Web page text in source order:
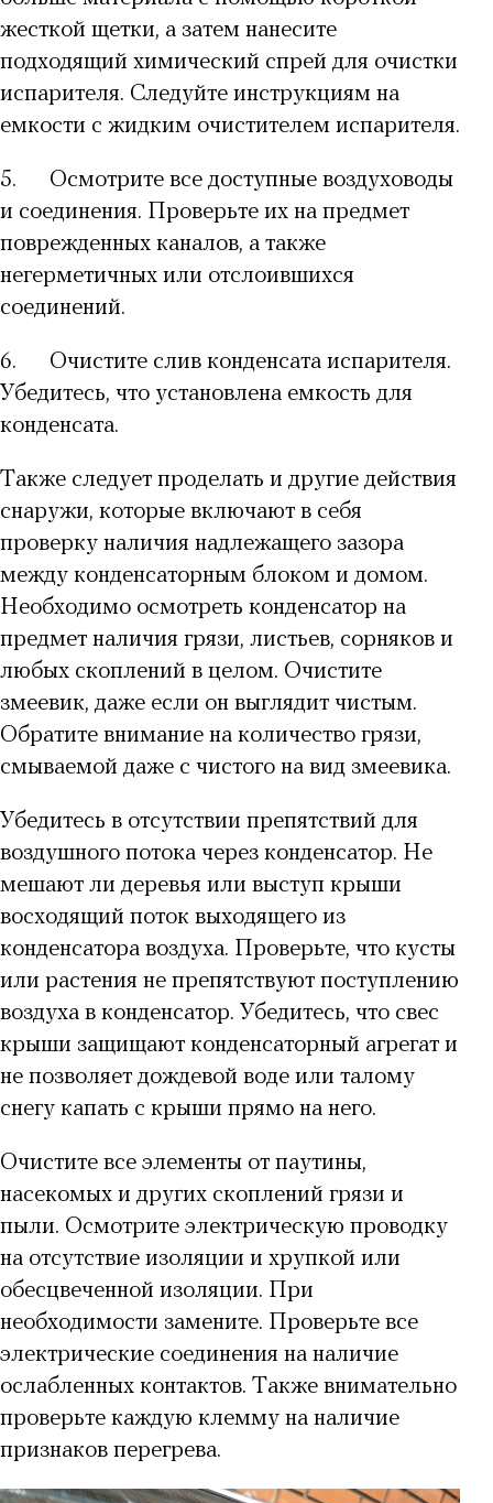
жесткой щетки, а затем нанесите
подходящий химический спрей для очистки
испарителя. Следуйте инструкциям на
емкости с жидким очистителем испарителя.
5.
Осмотрите все доступные воздуховоды
и соединения. Проверьте их на предмет
поврежденных каналов, а также
негерметичных или отслоившихся
соединений.
6.
Очистите слив конденсата испарителя.
Убедитесь, что установлена емкость для
конденсата.
Также следует проделать и другие действия
снаружи, которые включают в себя
проверку наличия надлежащего зазора
между конденсаторным блоком и домом.
Необходимо осмотреть конденсатор на
предмет наличия грязи, листьев, сорняков и
любых скоплений в целом. Очистите
змеевик, даже если он выглядит чистым.
Обратите внимание на количество грязи,
смываемой даже с чистого на вид змеевика.
Убедитесь в отсутствии препятствий для
воздушного потока через конденсатор. Не
мешают ли деревья или выступ крыши
восходящий поток выходящего из
конденсатора воздуха. Проверьте, что кусты
или растения не препятствуют поступлению
воздуха в конденсатор. Убедитесь, что свес
крыши защищают конденсаторный агрегат и
не позволяет дождевой воде или талому
снегу капать с крыши прямо на него.
Очистите все элементы от паутины,
насекомых и других скоплений грязи и
пыли. Осмотрите электрическую проводку
на отсутствие изоляции и хрупкой или
обесцвеченной изоляции. При
необходимости замените. Проверьте все
электрические соединения на наличие
ослабленных контактов. Также внимательно
проверьте каждую клемму на наличие
признаков перегрева.